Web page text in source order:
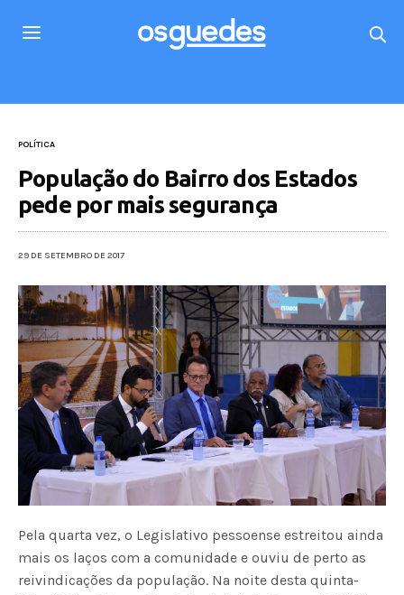
POLÍTICA
População do Bairro dos Estados
pede por mais segurança
29 DE SETEMBRO DE 2017
Pela quarta vez, o Legislativo pessoense estreitou ainda
mais os laços com a comunidade e ouviu de perto as
reivindicações da população. Na noite desta quinta-